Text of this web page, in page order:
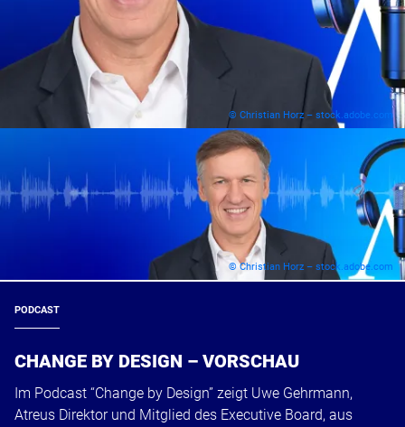
© Christian Horz – stock.adobe.com
© Christian Horz – stock.adobe.com
PODCAST
CHANGE BY DESIGN – VORSCHAU
Im Podcast “Change by Design” zeigt Uwe Gehrmann,
Atreus Direktor und Mitglied des Executive Board, aus